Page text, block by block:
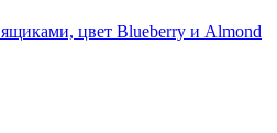
цвет Blueberry и Almond